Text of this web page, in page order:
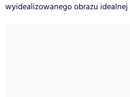
wyidealizowanego obrazu